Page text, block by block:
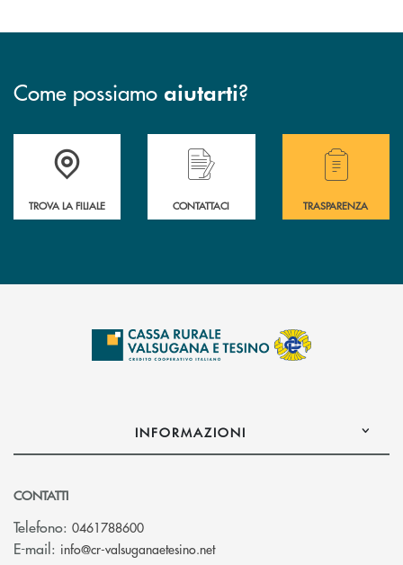
Come possiamo aiutarti?
Accedi all' elenco completo delle filiali .
TROVA LA FILIALE
Hai bisogno di assistenza immediata?
CONTATTACI
Hai bisogno di
TRASPARENZA
INFORMAZIONI
CONTATTI
Telefono: 0461788600
E-mail: info@cr-valsuganaetesino.net(si apre l’app di posta